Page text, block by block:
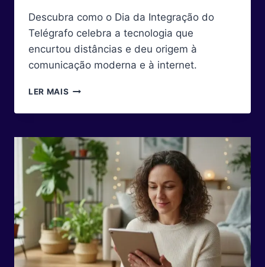
Descubra como o Dia da Integração do
Telégrafo celebra a tecnologia que
encurtou distâncias e deu origem à
comunicação moderna e à internet.
LER MAIS DIA
INTEGRAÇÃO
TELÉGRAFO:
O
MARCO
QUE
REVOLUCIONOU
A
CONEXÃO
HUMANA